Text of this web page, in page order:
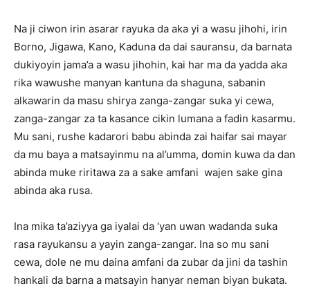
Na ji ciwon irin asarar rayuka da aka yi a wasu jihohi, irin
Borno, Jigawa, Kano, Kaduna da dai sauransu, da barnata
dukiyoyin jama’a a wasu jihohin, kai har ma da yadda aka
rika wawushe manyan kantuna da shaguna, sabanin
alkawarin da masu shirya zanga-zangar suka yi cewa,
zanga-zangar za ta kasance cikin lumana a fadin kasarmu.
Mu sani, rushe kadarori babu abinda zai haifar sai mayar
da mu baya a matsayinmu na al’umma, domin kuwa da dan
abinda muke riritawa za a sake amfani wajen sake gina
abinda aka rusa.
Ina mika ta’aziyya ga iyalai da ‘yan uwan wadanda suka
rasa rayukansu a yayin zanga-zangar. Ina so mu sani
cewa, dole ne mu daina amfani da zubar da jini da tashin
hankali da barna a matsayin hanyar neman biyan bukata.